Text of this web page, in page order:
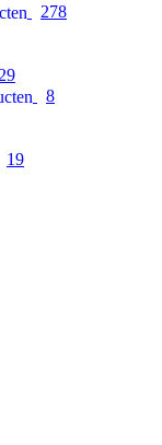
278
29
8
19